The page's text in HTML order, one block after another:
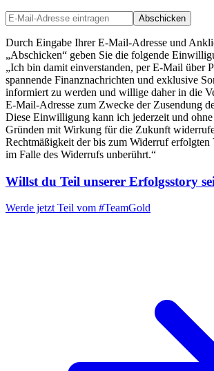
Abschicken
Durch Eingabe Ihrer E-Mail-Adresse und
„Abschicken“ geben Sie die folgende
„Ich bin damit einverstanden, per E-Mail über
spannende Finanznachrichten und exklusive
informiert zu werden und willige daher in die
E-Mail-Adresse zum Zwecke der Zusendung
Diese Einwilligung kann ich jederzeit und
Gründen mit Wirkung für die Zukunft
Rechtmäßigkeit der bis zum Widerruf erfolgten
im Falle des Widerrufs unberührt.“
Willst du Teil unserer Erfolgsstory
Werde jetzt Teil vom #TeamGold